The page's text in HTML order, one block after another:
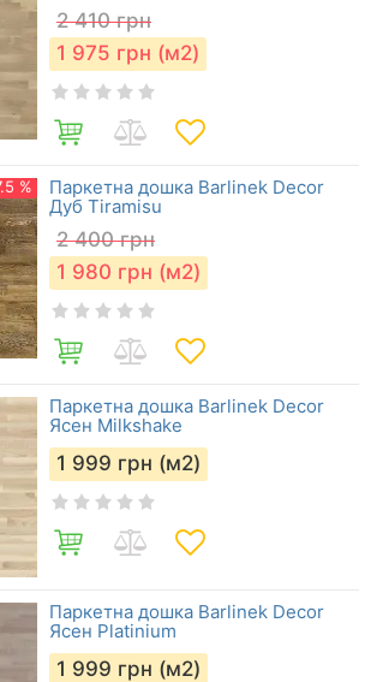
2 410 грн
1 975 грн (м2)
%
Паркетна дошка Barlinek Decor
Дуб Tiramisu
2 400 грн
1 980 грн (м2)
Паркетна дошка Barlinek Decor
Ясен Milkshake
1 999 грн (м2)
Паркетна дошка Barlinek Decor
Ясен Platinium
1 999 грн (м2)